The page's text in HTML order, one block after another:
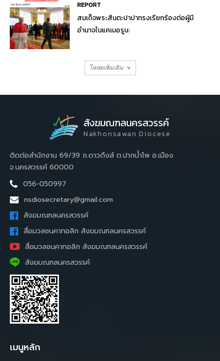
REPORT
สมเด็จพระสันตะปาปาทรงเรียกร้องต่อผู้มี
อำนาจในแคเมอรูน:
โหลดเพิ่มเติม
สังฆมณฑลนครสวรรค์
Nakhonsawan Diocese
ติดต่อสำนักงาน 69/39 ถ.ดาวดึงส์ ต.ปากน้ำโพ อ.เมือง
จ.นครสวรรค์ 60000
056-050997
nsdiosecretary@gmail.com
สังฆมณฑลนครสวรรค์
สื่อมวลชนคาทอลิก สังฆมณฑลนครสวรรค์
สื่อมวลชนคาทอลิก สังฆมณฑลนครสวรรค์
สังฆมณฑลนครสวรรค์
เมนูหลัก